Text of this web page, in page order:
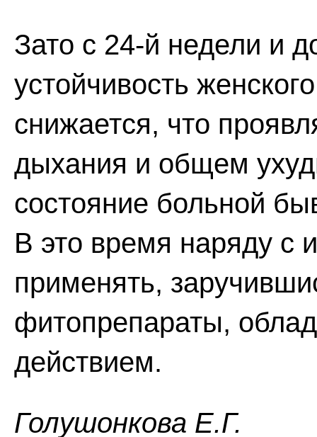
Зато с 24-й недели и
устойчивость
снижается, что
дыхания и общем
состояние больной
В это время наряду с
применять,
фитопрепараты,
действием.
Голушонкова Е.Г.